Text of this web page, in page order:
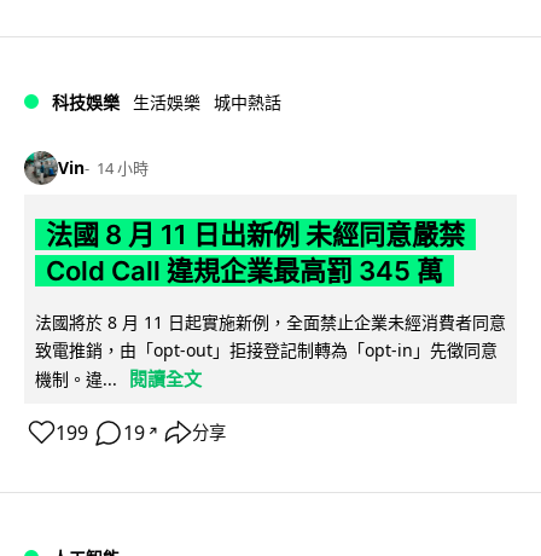
科技娛樂 生活娛樂 城中熱話
Vin 14 小時
法國 8 月 11 日出新例 未經同意嚴禁
Cold Call 違規企業最高罰 345 萬
法國將於 8 月 11 日起實施新例，全面禁止企業未經消費者同意
致電推銷，由「opt-out」拒接登記制轉為「opt-in」先徵同意
機制。違...
閱讀全文
199 19 ↗ 分享